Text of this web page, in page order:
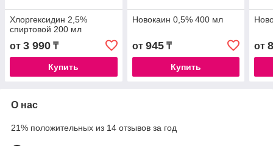
Хлоргексидин 2,5%
спиртовой 200 мл
от 3 990 ₸
Купить
Новокаин 0,5% 400 мл
от 945₸
Купить
от
О нас
21% положительных из 14 отзывов за год